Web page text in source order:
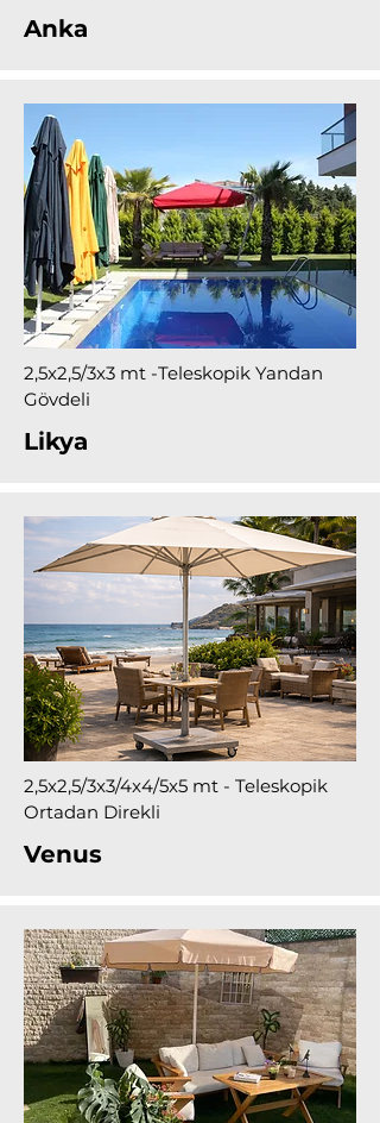
Anka
2,5x2,5/3x3 mt -Teleskopik Yandan
Gövdeli
Likya
2,5x2,5/3x3/4x4/5x5 mt - Teleskopik
Ortadan Direkli
Venus